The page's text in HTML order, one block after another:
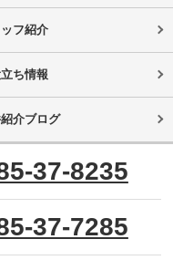
フ紹介
ち情報
介ブログ
37-8235
37-7285